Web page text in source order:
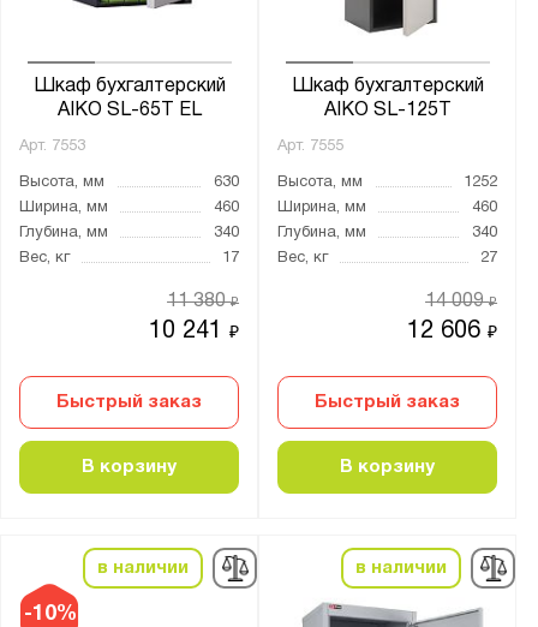
Шкаф бухгалтерский
AIKO SL-65Т EL
Арт. 7553
Высота, мм
630
Ширина, мм
460
Глубина, мм
340
Вес, кг
17
10 241₽
11 380₽
Быстрый заказ
В корзину
Шкаф бухгалтерский
AIKO SL-125Т
Арт. 7555
Высота, мм
1252
Ширина, мм
460
Глубина, мм
340
Вес, кг
27
12 606₽
14 009₽
Быстрый заказ
В корзину
-10%
в наличии в наличии
есть
Тип замка:
2 ключевых
2 кодовых электронных
4 ключевых
Ключевой
Страна производства:
Россия
Диком